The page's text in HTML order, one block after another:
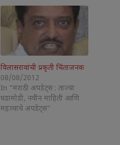
विलासरावांची प्रकृती चिंताजनक
08/08/2012
In "मराठी अपडेट्स : ताज्या
घडामोडी, नवीन माहिती आणि
महत्त्वाचे अपडेट्स"